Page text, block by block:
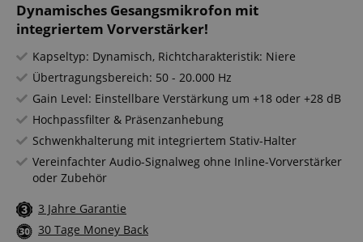
Dynamisches Gesangsmikrofon mit
integriertem Vorverstärker!
Kapseltyp: Dynamisch, Richtcharakteristik: Niere
Übertragungsbereich: 50 - 20.000 Hz
Gain Level: Einstellbare Verstärkung um +18 oder +28 dB
Hochpassfilter & Präsenzanhebung
Schwenkhalterung mit integriertem Stativ-Halter
Vereinfachter Audio-Signalweg ohne Inline-Vorverstärker
oder Zubehör
3 Jahre Garantie
30 Tage Money Back